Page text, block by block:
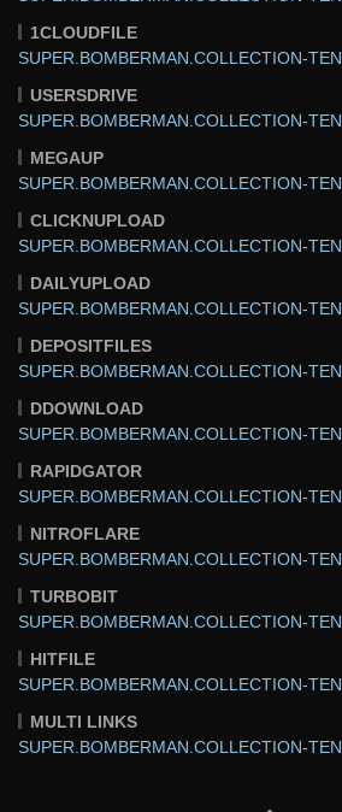
1CLOUDFILE
SUPER.BOMBERMAN.COLLECTION-
USERSDRIVE
SUPER.BOMBERMAN.COLLECTION-
MEGAUP
SUPER.BOMBERMAN.COLLECTION-
CLICKNUPLOAD
SUPER.BOMBERMAN.COLLECTION-
DAILYUPLOAD
SUPER.BOMBERMAN.COLLECTION-
DEPOSITFILES
SUPER.BOMBERMAN.COLLECTION-
DDOWNLOAD
SUPER.BOMBERMAN.COLLECTION-
RAPIDGATOR
SUPER.BOMBERMAN.COLLECTION-
NITROFLARE
SUPER.BOMBERMAN.COLLECTION-
TURBOBIT
SUPER.BOMBERMAN.COLLECTION-
HITFILE
SUPER.BOMBERMAN.COLLECTION-
MULTI LINKS
SUPER.BOMBERMAN.COLLECTION-